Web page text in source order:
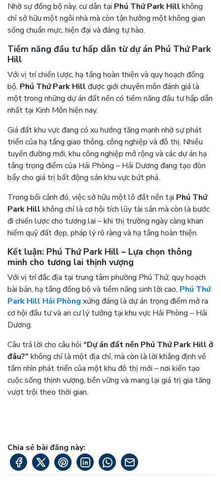
Nhờ sự đồng bộ này, cư dân tại Phú Thứ Park Hill không
chỉ sở hữu một ngôi nhà mà còn tận hưởng một không gian
sống chuẩn mực, hiện đại và đáng tự hào.
Tiềm năng đầu tư hấp dẫn từ dự án Phú Thứ Park
Hill
Với vị trí chiến lược, hạ tầng hoàn thiện và quy hoạch đồng
bộ, Phú Thứ Park Hill được giới chuyên môn đánh giá là
một trong những dự án đất nền có tiềm năng đầu tư hấp dẫn
nhất tại Kinh Môn hiện nay.
Giá đất khu vực đang có xu hướng tăng mạnh nhờ sự phát
triển của hạ tầng giao thông, công nghiệp và đô thị. Nhiều
tuyến đường mới, khu công nghiệp mở rộng và các dự án hạ
tầng trọng điểm của Hải Phòng – Hải Dương đang tạo đòn
bẩy cho giá trị bất động sản khu vực bứt phá.
Trong bối cảnh đó, việc sở hữu một lô đất nền tại Phú Thứ
Park Hill không chỉ là cơ hội tích lũy tài sản mà còn là bước
đi chiến lược cho tương lai – khi thị trường ngày càng khan
hiếm quỹ đất đẹp, pháp lý rõ ràng và hạ tầng hoàn thiện.
Kết luận: Phú Thứ Park Hill – Lựa chọn thông
minh cho tương lai thịnh vượng
Với vị trí đắc địa tại trung tâm phường Phú Thứ, quy hoạch
bài bản, hạ tầng đồng bộ và tiềm năng sinh lời cao, Phú Thứ
Park Hill Hải Phòng xứng đáng là dự án trọng điểm mở ra
cơ hội đầu tư và an cư lý tưởng tại khu vực Hải Phòng – Hải
Dương.
Câu trả lời cho câu hỏi “Dự án đất nền Phú Thứ Park Hill ở
đâu?” không chỉ là một địa chỉ, mà còn là lời khẳng định về
tầm nhìn phát triển của một khu đô thị mới – nơi kiến tạo
cuộc sống thịnh vượng, bền vững và mang lại giá trị gia tăng
vượt trội theo thời gian.
Chia sẻ bài đăng này: